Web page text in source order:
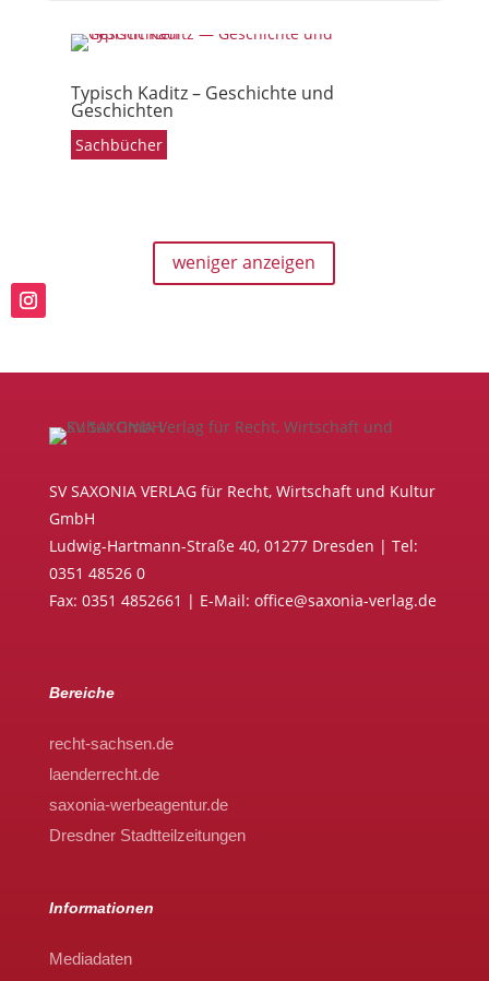
Typisch Kaditz – Geschichte und
Geschichten
Sachbücher
weniger anzeigen
SV SAXONIA VERLAG für Recht, Wirtschaft und Kultur
GmbH
Ludwig-Hartmann-Straße 40, 01277 Dresden | Tel:
0351 48526 0
Fax: 0351 4852661 | E-Mail: office@saxonia-verlag.de
Bereiche
recht-sachsen.de
laenderrecht.de
saxonia-werbeagentur.de
Dresdner Stadtteilzeitungen
Informationen
Mediadaten